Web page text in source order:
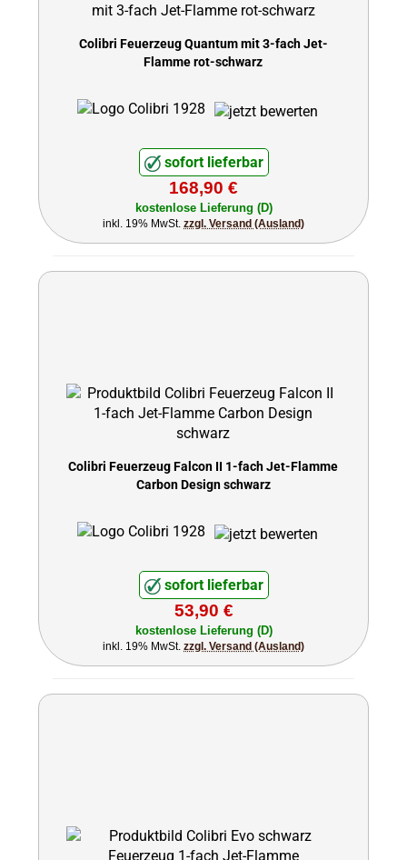
Colibri Feuerzeug Quantum mit 3-fach Jet-
Flamme rot-schwarz
sofort lieferbar
168,90 €
kostenlose Lieferung (D)
inkl. 19% MwSt. zzgl. Versand (Ausland)
Colibri Feuerzeug Falcon II 1-fach Jet-Flamme
Carbon Design schwarz
sofort lieferbar
53,90 €
kostenlose Lieferung (D)
inkl. 19% MwSt. zzgl. Versand (Ausland)